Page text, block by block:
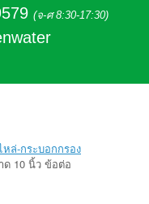
(จ-ศ 8:30-17:30)
หล่-กระบอกกรอง
ด 10 นิ้ว ข้อต่อ